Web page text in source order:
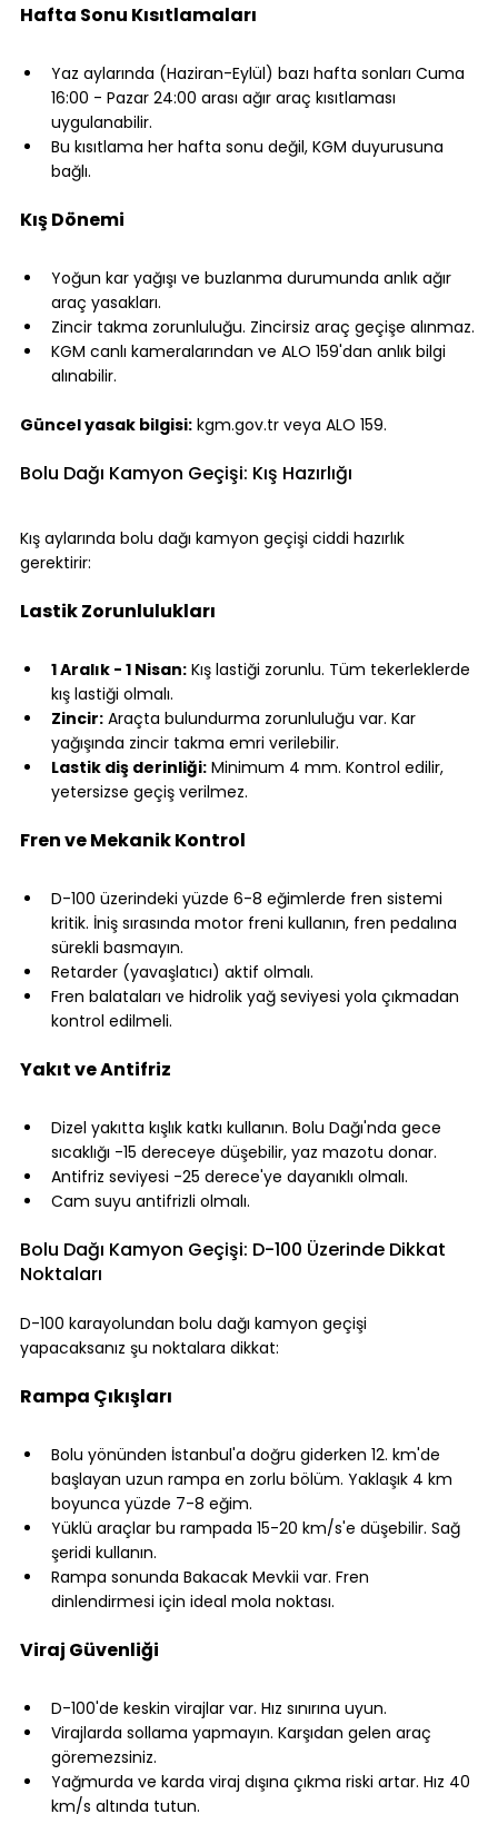
Hafta Sonu Kısıtlamaları
Yaz aylarında (Haziran-Eylül) bazı hafta sonları Cuma
16:00 - Pazar 24:00 arası ağır araç kısıtlaması
uygulanabilir.
Bu kısıtlama her hafta sonu değil, KGM duyurusuna
bağlı.
Kış Dönemi
Yoğun kar yağışı ve buzlanma durumunda anlık ağır
araç yasakları.
Zincir takma zorunluluğu. Zincirsiz araç geçişe alınmaz.
KGM canlı kameralarından ve ALO 159'dan anlık bilgi
alınabilir.
Güncel yasak bilgisi: kgm.gov.tr veya ALO 159.
Bolu Dağı Kamyon Geçişi: Kış Hazırlığı
Kış aylarında bolu dağı kamyon geçişi ciddi hazırlık
gerektirir:
Lastik Zorunlulukları
1 Aralık - 1 Nisan: Kış lastiği zorunlu. Tüm tekerleklerde
kış lastiği olmalı.
Zincir: Araçta bulundurma zorunluluğu var. Kar
yağışında zincir takma emri verilebilir.
Lastik diş derinliği: Minimum 4 mm. Kontrol edilir,
yetersizse geçiş verilmez.
Fren ve Mekanik Kontrol
D-100 üzerindeki yüzde 6-8 eğimlerde fren sistemi
kritik. İniş sırasında motor freni kullanın, fren pedalına
sürekli basmayın.
Retarder (yavaşlatıcı) aktif olmalı.
Fren balataları ve hidrolik yağ seviyesi yola çıkmadan
kontrol edilmeli.
Yakıt ve Antifriz
Dizel yakıtta kışlık katkı kullanın. Bolu Dağı'nda gece
sıcaklığı -15 dereceye düşebilir, yaz mazotu donar.
Antifriz seviyesi -25 derece'ye dayanıklı olmalı.
Cam suyu antifrizli olmalı.
Bolu Dağı Kamyon Geçişi: D-100 Üzerinde Dikkat
Noktaları
D-100 karayolundan bolu dağı kamyon geçişi
yapacaksanız şu noktalara dikkat:
Rampa Çıkışları
Bolu yönünden İstanbul'a doğru giderken 12. km'de
başlayan uzun rampa en zorlu bölüm. Yaklaşık 4 km
boyunca yüzde 7-8 eğim.
Yüklü araçlar bu rampada 15-20 km/s'e düşebilir. Sağ
şeridi kullanın.
Rampa sonunda Bakacak Mevkii var. Fren
dinlendirmesi için ideal mola noktası.
Viraj Güvenliği
D-100'de keskin virajlar var. Hız sınırına uyun.
Virajlarda sollama yapmayın. Karşıdan gelen araç
göremezsiniz.
Yağmurda ve karda viraj dışına çıkma riski artar. Hız 40
km/s altında tutun.